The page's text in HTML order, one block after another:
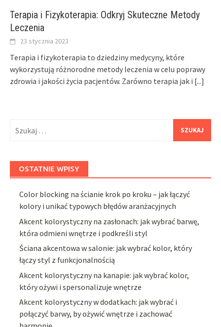
Terapia i Fizykoterapia: Odkryj Skuteczne Metody
Leczenia
23 stycznia 2023
Terapia i fizykoterapia to dziedziny medycyny, które
wykorzystują różnorodne metody leczenia w celu poprawy
zdrowia i jakości życia pacjentów. Zarówno terapia jak i [...]
OSTATNIE WPISY
Color blocking na ścianie krok po kroku – jak łączyć
kolory i unikać typowych błędów aranżacyjnych
Akcent kolorystyczny na zasłonach: jak wybrać barwę,
która odmieni wnętrze i podkreśli styl
Ściana akcentowa w salonie: jak wybrać kolor, który
łączy styl z funkcjonalnością
Akcent kolorystyczny na kanapie: jak wybrać kolor,
który ożywi i spersonalizuje wnętrze
Akcent kolorystyczny w dodatkach: jak wybrać i
połączyć barwy, by ożywić wnętrze i zachować